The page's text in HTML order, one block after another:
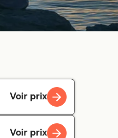
Voir prix
Voir prix